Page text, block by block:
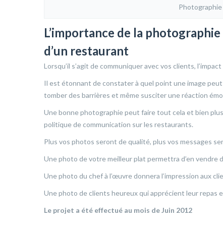
L’importance de la
d’un restaurant
Lorsqu’il s’agit de communiquer avec vos clients,
Il est étonnant de constater à quel point une image
tomber des barrières et même susciter une réaction
Une bonne photographie peut faire tout cela et bien
politique de communication sur les restaurants.
Plus vos photos seront de qualité, plus vos messages
Une photo de votre meilleur plat permettra d’en vendre
Une photo du chef à l’œuvre donnera l’impression aux
Une photo de clients heureux qui apprécient leur repas
Le projet a été effectué au mois de Juin 2012